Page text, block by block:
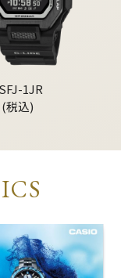
1JR
税込)